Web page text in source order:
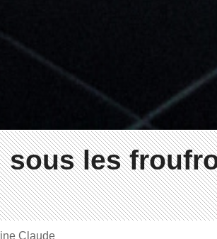
sous les
Claude